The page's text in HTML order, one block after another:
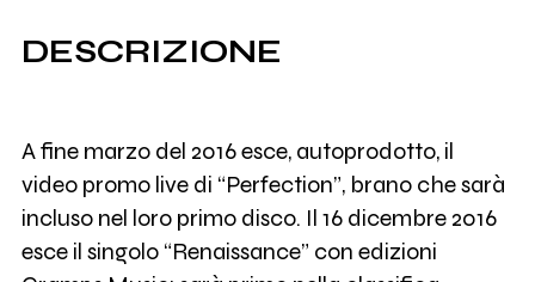
DESCRIZIONE
A fine marzo del 2016 esce, autoprodotto, il
video promo live di “Perfection”, brano che sarà
incluso nel loro primo disco. Il 16 dicembre 2016
esce il singolo “Renaissance” con edizioni